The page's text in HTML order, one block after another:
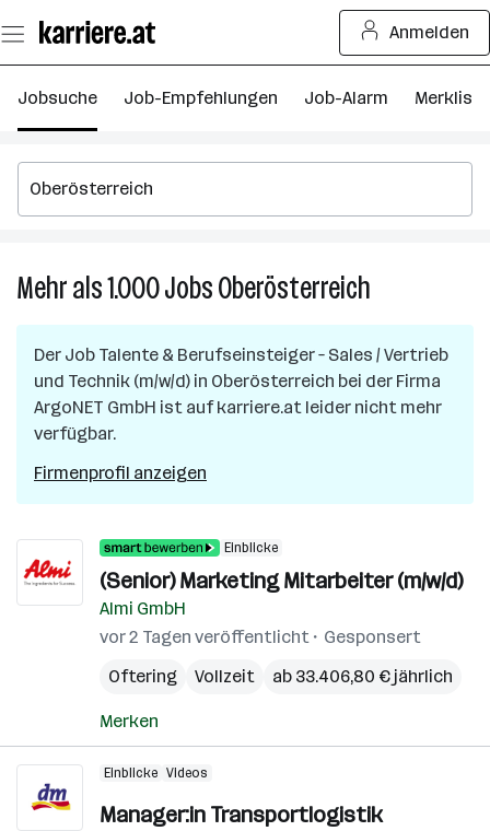
Seiteninhalt
springen
Anmelden
Jobsuche Job-Empfehlungen Job-Alarm Merkliste
Mehr als 1.000JobsOberösterreich
Jobs
in
Der Job Talente & Berufseinsteiger – Sales / Vertrieb
und Technik (m/w/d) in Oberösterreich bei der Firma
ArgoNET GmbH ist auf karriere.at leider nicht mehr
verfügbar.
Firmenprofil anzeigen
Einblicke
(Senior) Marketing Mitarbeiter (m/w/d)
Almi GmbH
vor 2 Tagen veröffentlicht
Gesponsert
Oftering
Vollzeit ab 33.406,80 € jährlich
Merken
Einblicke Videos
Manager:in Transportlogistik